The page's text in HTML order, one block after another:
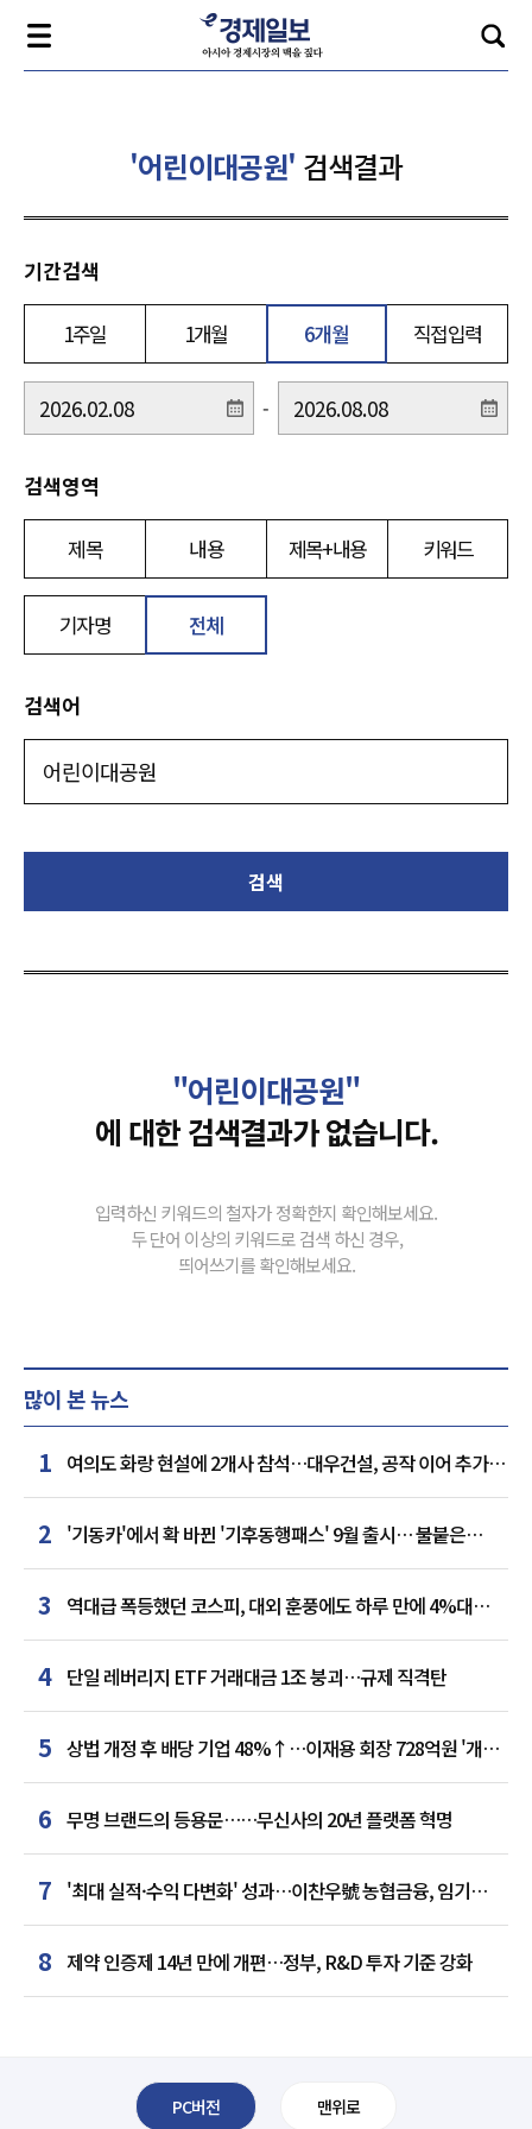
'어린이대공원' 검색결과
기간검색
1주일 1개월 6개월 직접입력
-
검색영역
제목 내용 제목+내용 키워드
기자명 전체
검색어
검색
"어린이대공원"
에 대한 검색결과가 없습니다.
입력하신 키워드의 철자가 정확한지 확인해보세요.
두 단어 이상의 키워드로 검색 하신 경우,
띄어쓰기를 확인해보세요.
많이 본 뉴스
1 여의도 화랑 현설에 2개사 참석…대우건설, 공작 이어 추가
거점 확보하나
2 '기동카'에서 확 바뀐 '기후동행패스' 9월 출시… 불붙은
카드사 경쟁
3
역대급 폭등했던 코스피, 대외 훈풍에도 하루 만에 4%대
급락
4 단일 레버리지 ETF 거래대금 1조 붕괴…규제 직격탄
5 상법 개정 후 배당 기업 48%↑…이재용 회장 728억원 '개인
최다'
6 무명 브랜드의 등용문……무신사의 20년 플랫폼 혁명
7 '최대 실적·수익 다변화' 성과…이찬우號 농협금융, 임기
말년 성장 박차
8 제약 인증제 14년 만에 개편…정부, R&D 투자 기준 강화
PC버전 맨위로